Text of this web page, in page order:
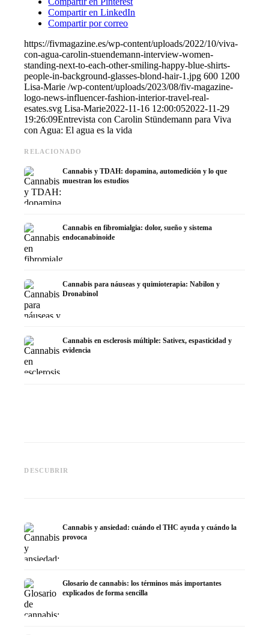
Compartir en LinkedIn
Compartir por correo
https://fivmagazine.es/wp-content/uploads/2022/10/viva-
con-agua-carolin-stuendemann-interview-women-
standing-next-to-each-other-smiling-happy-blue-shirts-
people-in-background-glasses-blond-hair-1.jpg 600 1200
Lisa-Marie /wp-content/uploads/2023/08/fiv-magazine-
logo-news-influencer-fashion-interior-travel-real-
esates.svg Lisa-Marie2022-11-16 12:00:052022-11-29
19:26:09Entrevista con Carolin Stündemann para Viva
con Agua: El agua es la vida
RELACIONADO
Cannabis y TDAH: dopamina, automedición y lo que
muestran los estudios
Cannabis en fibromialgia: dolor, sueño y sistema
endocanabinoide
Cannabis para náuseas y quimioterapia: Nabilon y
Dronabinol
Cannabis en esclerosis múltiple: Sativex, espasticidad y
evidencia
DESCUBRIR
la investigación
Cannabis y ansiedad: cuándo el THC ayuda y cuándo la
provoca
Glosario de cannabis: los términos más importantes
explicados de forma sencilla